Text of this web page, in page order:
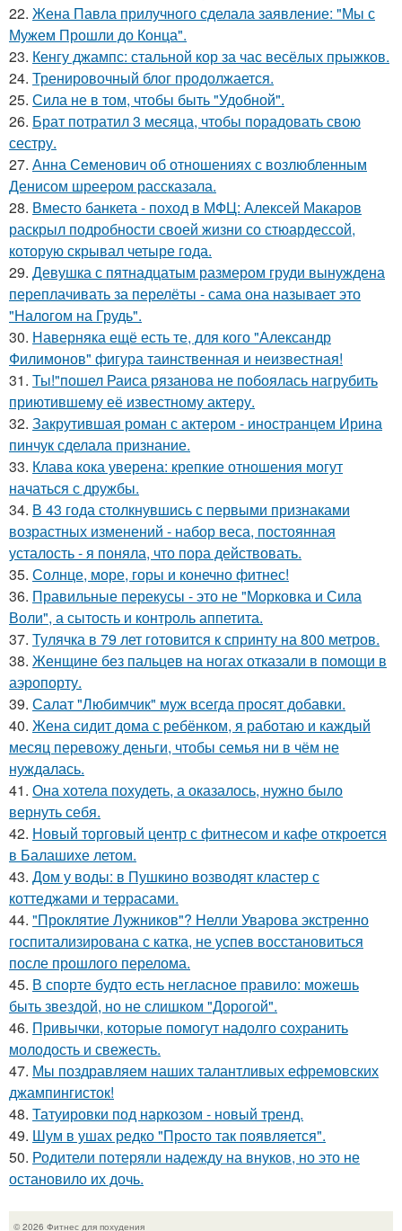
22. Жена Павла прилучного сделала заявление: "Мы с
Мужем Прошли до Конца".
23. Кенгу джампс: стальной кор за час весёлых прыжков.
24. Тренировочный блог продолжается.
25. Сила не в том, чтобы быть "Удобной".
26. Брат потратил 3 месяца, чтобы порадовать свою
сестру.
27. Анна Семенович об отношениях с возлюбленным
Денисом шреером рассказала.
28. Вместо банкета - поход в МФЦ: Алексей Макаров
раскрыл подробности своей жизни со стюардессой,
которую скрывал четыре года.
29. Девушка с пятнадцатым размером груди вынуждена
переплачивать за перелёты - сама она называет это
"Налогом на Грудь".
30. Наверняка ещё есть те, для кого "Александр
Филимонов" фигура таинственная и неизвестная!
31. Ты!"пошел Раиса рязанова не побоялась нагрубить
приютившему её известному актеру.
32. Закрутившая роман с актером - иностранцем Ирина
пинчук сделала признание.
33. Клава кока уверена: крепкие отношения могут
начаться с дружбы.
34. В 43 года столкнувшись с первыми признаками
возрастных изменений - набор веса, постоянная
усталость - я поняла, что пора действовать.
35. Солнце, море, горы и конечно фитнес!
36. Правильные перекусы - это не "Морковка и Сила
Воли", а сытость и контроль аппетита.
37. Тулячка в 79 лет готовится к спринту на 800 метров.
38. Женщине без пальцев на ногах отказали в помощи в
аэропорту.
39. Салат "Любимчик" муж всегда просят добавки.
40. Жена сидит дома с ребёнком, я работаю и каждый
месяц перевожу деньги, чтобы семья ни в чём не
нуждалась.
41. Она хотела похудеть, а оказалось, нужно было
вернуть себя.
42. Новый торговый центр с фитнесом и кафе откроется
в Балашихе летом.
43. Дом у воды: в Пушкино возводят кластер с
коттеджами и террасами.
44. "Проклятие Лужников"? Нелли Уварова экстренно
госпитализирована с катка, не успев восстановиться
после прошлого перелома.
45. В спорте будто есть негласное правило: можешь
быть звездой, но не слишком "Дорогой".
46. Привычки, которые помогут надолго сохранить
молодость и свежесть.
47. Мы поздравляем наших талантливых ефремовских
джампингисток!
48. Татуировки под наркозом - новый тренд.
49. Шум в ушах редко "Просто так появляется".
50. Родители потеряли надежду на внуков, но это не
остановило их дочь.
© 2026 Фитнес для похудения